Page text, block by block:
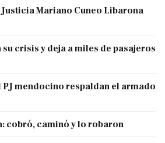
Mariano Cuneo Libarona
crisis y deja a miles de pasajeros
mendocino respaldan el armado
cobró, caminó y lo robaron